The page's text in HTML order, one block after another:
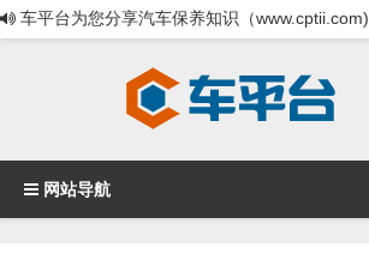
车平台为您分享汽车保养知识（www.cptii.com)
网站导航